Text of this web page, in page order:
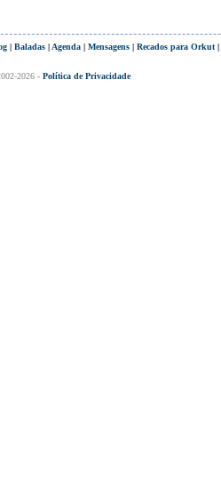
| Baladas | Agenda | Mensagens | Recados para Orkut |
2026 - Política de Privacidade